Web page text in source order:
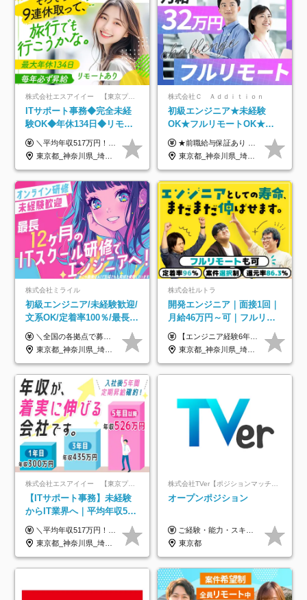
株式会社エスアイイー 【東京プロマーケット上場】
ITサポート事務◆完全未経
験OK◆年休134日◆リモー
トOK◆残業月7h以下◆賞与
年3回◆5年目まで必ず昇給
＼平均年収517万円！入社5年目まで毎年必ず昇給／ ■賞与年3回 ■年収800万円以上も可 ■入社3年以上の平均年収469.2万円 月給23万2000円以上＋賞与年3回＋各種手当 ☆入社5年目まで最大1万5000円の定期昇給を確約 ┃各種手当充実 ・規定の資格を取得すれば、2000円～5万円を毎月支給（2万4000円～60万円／年） ・研修中に取得した取得率95％の資格でも研修後の給料UP ※月給は年齢・経験・能力を考慮して、優遇いたします ※上記月給金額は固定残業代（20時間/3万1300円円以上）を含み、超過分は別途支給いたします ※試用期間（6ヶ月）は月給に変動はありますが、その他待遇に差異はありません ├入社後1ヶ月～3ヶ月間は、月給20万1900円となります └上記金額は固定残業代（10時間／1万6000円）を含み、超過分は別途支給いたします
東京都_神奈川県_埼玉県_千葉県_大阪府_愛知県_北海道_青森県_岩手県_宮城県_秋田県_山形県_福島県_茨城県_栃木県_群馬県_新潟県_山梨県_長野県_富山県_石川県_福井県_静岡県_岐阜県_三重県_兵庫県_京都府_滋賀県_奈良県_和歌山県_広島県_岡山県_鳥取県_島根県_山口県_徳島県_香川県_愛媛県_高知県_福岡県_熊本県_佐賀県_長崎県_大分県_宮崎県_鹿児島県_沖縄県
株式会社Ｃ Ａｄｄｉｔｉｏｎ
初級エンジニア★未経験
OK★フルリモートOK★月
給32万円～★残業月10h＆
年休120日以上★副業可
★前職給与保証あり ★月給32万円以上＋インセンティブあり 月給32万円以上＋インセンティブ＋各種手当 ※上記には固定残業代（月30時間・44,400円～）を含みます ※超過分は別途支給します ※試用期間はございません ★＼成果＝あなたの収入／★ 【1】案件単価ー8万円＝あなたの給与 参画したプロジェクトの案件単価から 一律8万円引いた金額があなたの給与です！ （月給例） ■1人称での構築・小規模な詳細設計 案件単価55万円ー8万円＝月給47万円（還元率85.5%） ■大型案件の設計・構築やプロジェクト管理 案件単価90万円ー8万円＝月給82万円（還元率91.1%） ‥‥‥‥‥‥‥‥‥‥‥‥‥‥‥‥‥‥ 【2】月給の他にも豊富なインセンティブあり 全員が月3～13万円のインセンティブをゲットしています！ ≪インセンティブ制度≫ 稼働している現場で増員・交代が発生し、 当社の人員を配属が決定した際に支給。 ◇C Addition正社員が参画 ：実粗利の10%／毎月 ◇協力会社所属の社員が参画：実粗利の30%／毎月 ≪リファラル制度≫ あなたの知り合いが当社のメンバーになった際に、 毎月1人あたり2万円支給します◎ ‥‥‥‥‥‥‥‥‥‥‥‥‥‥‥‥‥‥
東京都_神奈川県_埼玉県_千葉県_大阪府_愛知県_北海道_青森県_岩手県_宮城県_秋田県_山形県_福島県_茨城県_栃木県_群馬県_新潟県_山梨県_長野県_富山県_石川県_福井県_静岡県_岐阜県_三重県_兵庫県_京都府_滋賀県_奈良県_和歌山県_広島県_岡山県_鳥取県_島根県_山口県_徳島県_香川県_愛媛県_高知県_福岡県_熊本県_佐賀県_長崎県_大分県_宮崎県_鹿児島県_沖縄県
株式会社ミライル
初級エンジニア/未経験歓迎/
文系OK/定着率100％/最長1
年の自社ITスクール研修あ
り/年休130日
＼全国の各拠点で募集中！／ 給与は以下の通り、勤務地により異なります。 札幌：月給23万円～27万円 仙台：月給22万円～26万円 新潟：月給22万円～26万円 東京：月給26万円～30万円 大阪：月給24万円～29万円 福岡：月給23.5万円～27万円 沖縄：月給21万円～26万円 ◎給与は知識や経験を考慮して決定します。 ◎残業は別途全額支給します。 ◎試用期間12カ月あり（給与は以下の通りです。その他条件に変更はありません） （試用期間の給与） 札幌：月給18.6万円～ 仙台：月給19万円～ 新潟：月給18万円～ 東京：月給22万円～ 大阪：月給20.8万円～ 福岡：月給19万円～ 沖縄：月給18万円～
東京都_神奈川県_埼玉県_千葉県_大阪府_愛知県_北海道_青森県_岩手県_宮城県_秋田県_山形県_福島県_茨城県_栃木県_群馬県_新潟県_山梨県_長野県_富山県_石川県_福井県_静岡県_岐阜県_三重県_兵庫県_京都府_滋賀県_奈良県_和歌山県_広島県_岡山県_鳥取県_島根県_山口県_徳島県_香川県_愛媛県_高知県_福岡県_熊本県_佐賀県_長崎県_大分県_宮崎県_鹿児島県_沖縄県
株式会社ルトラ
開発エンジニア｜面接1回｜
月給46万円～可｜フルリモ
ートも可｜案件選択制｜定
着率96％以上｜副業OK｜住
宅手当
【エンジニア経験6年以上の方】 月給46万円～100万円（固定残業代含む） ※上記月給には月30時間分の固定残業代（月8万7,400円～月19万円）を含む。超過分は全額支給。 【エンジニア経験4年以上の方】 月給42万円～100万円（固定残業代含む） ※上記月給には月30時間分の固定残業代（月7万9,800円～月19万円）を含む。超過分は全額支給。 【エンジニア経験4年未満の方】 月給38万円～100万円（固定残業代含む） ※上記月給には月30時間分の固定残業代（月7万2,200円～月19万円）を含む。超過分は全額支給。 ※経験、スキル、前職給与などを踏まえて決定。 ◆ルトラの給与制度のポイント！◆ ・社員の95%が入社時に年収UP！最高で300万円UPの実績も ・平均還元率86.3%（交通費・住宅手当・会社負担分の社保も含む） ・人柄やポテンシャルを評価し、スキル以上の希望年収を提示することも ・退職金制度やリファラル手当（平均50万円）あり
東京都_神奈川県_埼玉県_千葉県_大阪府_愛知県_北海道_青森県_岩手県_宮城県_秋田県_山形県_福島県_茨城県_栃木県_群馬県_新潟県_山梨県_長野県_富山県_石川県_福井県_静岡県_岐阜県_三重県_兵庫県_京都府_滋賀県_奈良県_和歌山県_広島県_岡山県_鳥取県_島根県_山口県_徳島県_香川県_愛媛県_高知県_福岡県_熊本県_佐賀県_長崎県_大分県_宮崎県_鹿児島県_沖縄県
株式会社エスアイイー 【東京プロマーケット上場】
【ITサポート事務】未経験
からIT業界へ｜平均年収517
万円｜ホワイト企業認定｜
年休134日｜リモートOK
＼平均年収517万円！入社5年目まで毎年必ず昇給／ ■賞与年3回 ■年収800万円以上も可 ■入社3年以上の平均年収469.2万円 月給23万2000円以上＋賞与年3回＋各種手当 ☆入社5年目まで最大1万5000円の定期昇給を確約 ┃各種手当充実 ・規定の資格を取得すれば、2000円～5万円を毎月支給（2万4000円～60万円／年） ・研修中に取得した取得率95％の資格でも研修後の給料UP ※月給は年齢・経験・能力を考慮して、優遇いたします ※上記月給金額は固定残業代（20時間/3万1300円円以上）を含み、超過分は別途支給いたします ※試用期間（6ヶ月）は月給に変動はありますが、その他待遇に差異はありません ├入社後1ヶ月～3ヶ月間は、月給20万1900円となります └上記金額は固定残業代（10時間／1万6000円）を含み、超過分は別途支給いたします
東京都_神奈川県_埼玉県_千葉県_大阪府_愛知県_北海道_青森県_岩手県_宮城県_秋田県_山形県_福島県_茨城県_栃木県_群馬県_新潟県_山梨県_長野県_富山県_石川県_福井県_静岡県_岐阜県_三重県_兵庫県_京都府_滋賀県_奈良県_和歌山県_広島県_岡山県_鳥取県_島根県_山口県_徳島県_香川県_愛媛県_高知県_福岡県_熊本県_佐賀県_長崎県_大分県_宮崎県_鹿児島県_沖縄県
株式会社TVer【ポジションマッチ登録】
オープンポジション
ご経験・能力・スキル等により、当社基準にて優遇・相談のうえ決定いたします。
東京都